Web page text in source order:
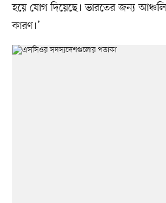
হয়ে যোগ দিয়েছে। ভারতের জন্য
কারণ।’